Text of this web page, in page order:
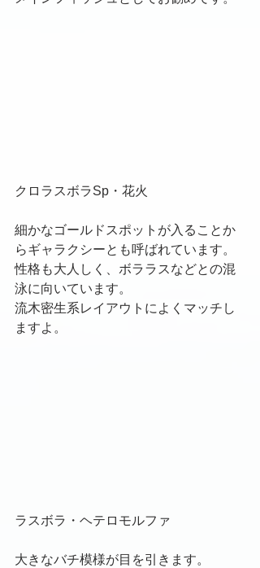
クロラスボラSp・花火
細かなゴールドスポットが入ることか
らギャラクシーとも呼ばれています。
性格も大人しく、ボララスなどとの混
泳に向いています。
流木密生系レイアウトによくマッチし
ますよ。
ラスボラ・ヘテロモルファ
大きなバチ模様が目を引きます。